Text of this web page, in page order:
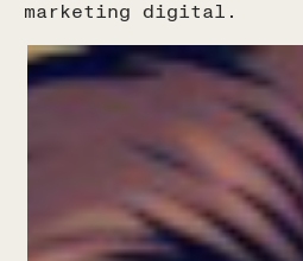
Calle Real, 59, 29680
Estepona, Málaga, España
Ecuador y Chile
Tel (+593) 99 533 3013
marketing digital.